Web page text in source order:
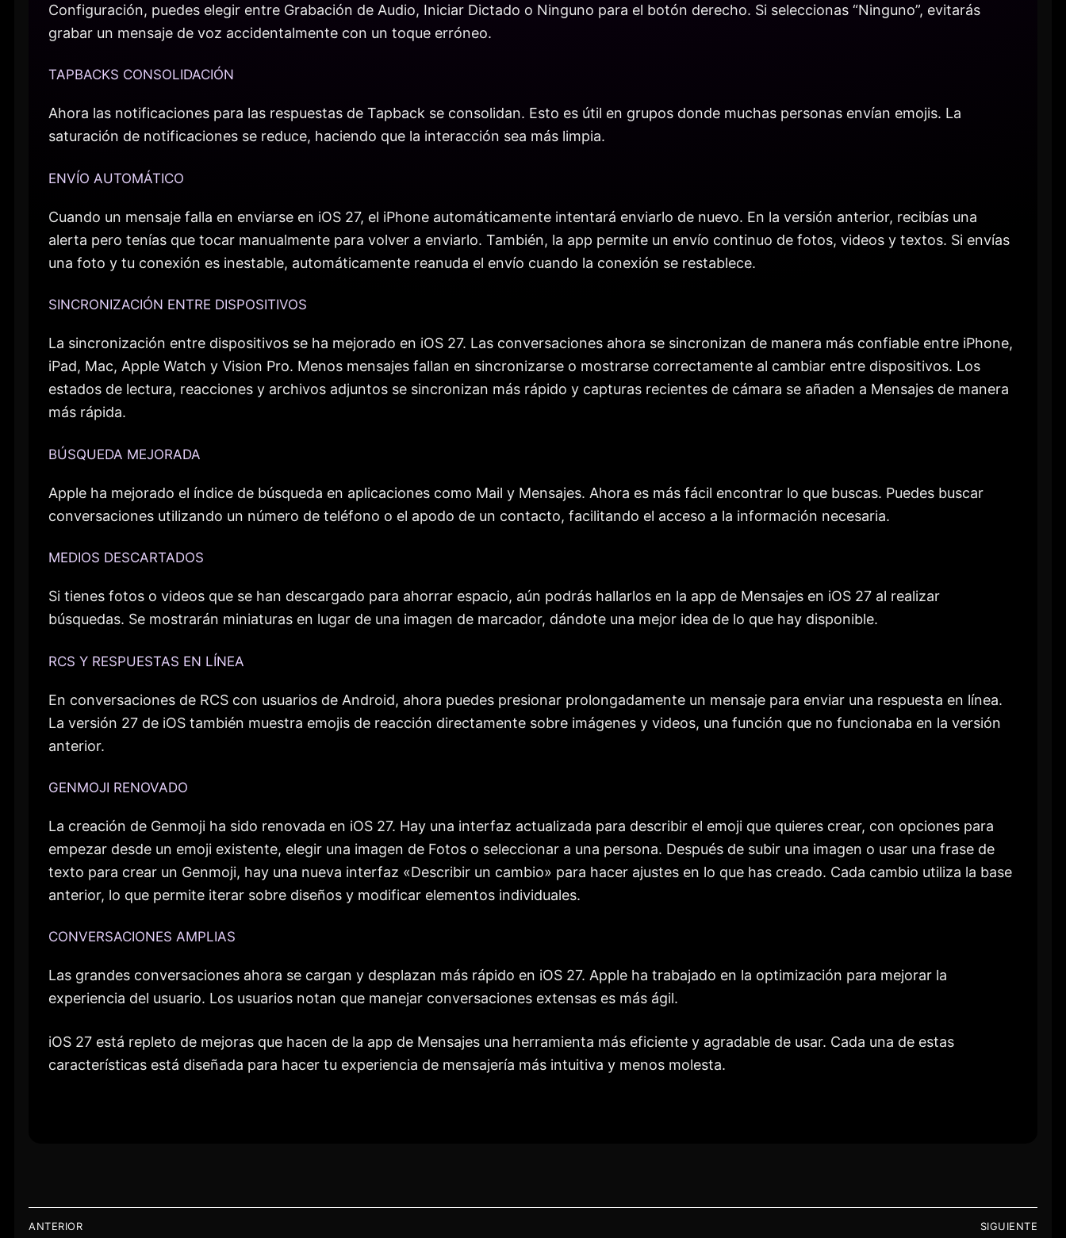
Configuración, puedes elegir entre Grabación de Audio, Iniciar Dictado o Ninguno para el botón derecho. Si seleccionas “Ninguno”, evitarás
grabar un mensaje de voz accidentalmente con un toque erróneo.
TAPBACKS CONSOLIDACIÓN
Ahora las notificaciones para las respuestas de Tapback se consolidan. Esto es útil en grupos donde muchas personas envían emojis. La
saturación de notificaciones se reduce, haciendo que la interacción sea más limpia.
ENVÍO AUTOMÁTICO
Cuando un mensaje falla en enviarse en iOS 27, el iPhone automáticamente intentará enviarlo de nuevo. En la versión anterior, recibías una
alerta pero tenías que tocar manualmente para volver a enviarlo. También, la app permite un envío continuo de fotos, videos y textos. Si envías
una foto y tu conexión es inestable, automáticamente reanuda el envío cuando la conexión se restablece.
SINCRONIZACIÓN ENTRE DISPOSITIVOS
La sincronización entre dispositivos se ha mejorado en iOS 27. Las conversaciones ahora se sincronizan de manera más confiable entre iPhone,
iPad, Mac, Apple Watch y Vision Pro. Menos mensajes fallan en sincronizarse o mostrarse correctamente al cambiar entre dispositivos. Los
estados de lectura, reacciones y archivos adjuntos se sincronizan más rápido y capturas recientes de cámara se añaden a Mensajes de manera
más rápida.
BÚSQUEDA MEJORADA
Apple ha mejorado el índice de búsqueda en aplicaciones como Mail y Mensajes. Ahora es más fácil encontrar lo que buscas. Puedes buscar
conversaciones utilizando un número de teléfono o el apodo de un contacto, facilitando el acceso a la información necesaria.
MEDIOS DESCARTADOS
Si tienes fotos o videos que se han descargado para ahorrar espacio, aún podrás hallarlos en la app de Mensajes en iOS 27 al realizar
búsquedas. Se mostrarán miniaturas en lugar de una imagen de marcador, dándote una mejor idea de lo que hay disponible.
RCS Y RESPUESTAS EN LÍNEA
En conversaciones de RCS con usuarios de Android, ahora puedes presionar prolongadamente un mensaje para enviar una respuesta en línea.
La versión 27 de iOS también muestra emojis de reacción directamente sobre imágenes y videos, una función que no funcionaba en la versión
anterior.
GENMOJI RENOVADO
La creación de Genmoji ha sido renovada en iOS 27. Hay una interfaz actualizada para describir el emoji que quieres crear, con opciones para
empezar desde un emoji existente, elegir una imagen de Fotos o seleccionar a una persona. Después de subir una imagen o usar una frase de
texto para crear un Genmoji, hay una nueva interfaz «Describir un cambio» para hacer ajustes en lo que has creado. Cada cambio utiliza la base
anterior, lo que permite iterar sobre diseños y modificar elementos individuales.
CONVERSACIONES AMPLIAS
Las grandes conversaciones ahora se cargan y desplazan más rápido en iOS 27. Apple ha trabajado en la optimización para mejorar la
experiencia del usuario. Los usuarios notan que manejar conversaciones extensas es más ágil.
iOS 27 está repleto de mejoras que hacen de la app de Mensajes una herramienta más eficiente y agradable de usar. Cada una de estas
características está diseñada para hacer tu experiencia de mensajería más intuitiva y menos molesta.
NAVEGACIÓN
ANTERIOR SIGUIENTE